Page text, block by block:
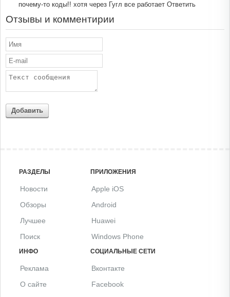
почему-то коды!! хотя через Гугл все работает Ответить
Отзывы и комментирии
Добавить
РАЗДЕЛЫ
Новости
Обзоры
Лучшее
Поиск
ПРИЛОЖЕНИЯ
Apple iOS
Android
Huawei
Windows Phone
ИНФО
Реклама
О сайте
СОЦИАЛЬНЫЕ СЕТИ
Вконтакте
Facebook